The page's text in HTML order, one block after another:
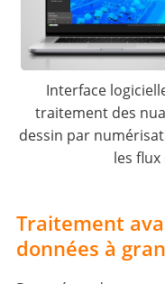
Interface
traitement des
dessin par
les flux
Traitement
données à